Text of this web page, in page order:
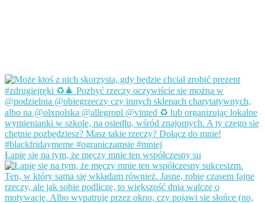
Łapię się na tym, że męczy mnie ten współczesny su